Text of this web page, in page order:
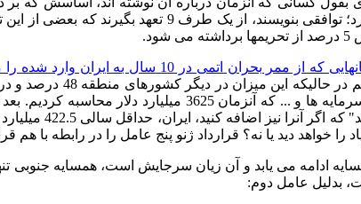
توافقی بنویسند، از یک طرف9 تعهد بگیرند که بعضی از
5 درصد از تحریمها برداشته می شود.
که از ممر بحران اتمی در 10 سال به ایران وارد شده
در حالیکه این میزان در دیگر کشورهای منطقه48 درصد و
ها و ... که آنزمان3625 میلیارد دلار محاسبه کردیم.
"که اگر آنرا نیز اضافه کنید، ایران، حداقل سالی422.5
خواهد دید یا نه؟ قرارداد ژنو پنج عامل را در رابطه با هم
ادامه می یابد و آن زیان سرجایش است، همسایه جنوبی
بدلیل عامل دوم: